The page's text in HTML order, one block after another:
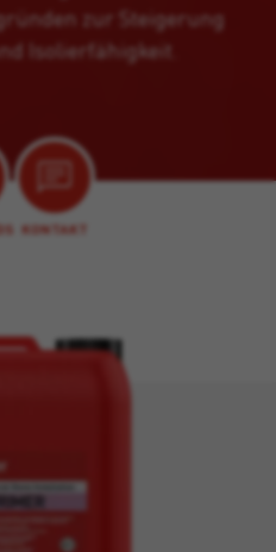
zur Steigerung
Isolierfähigkeit.
KONTAKT